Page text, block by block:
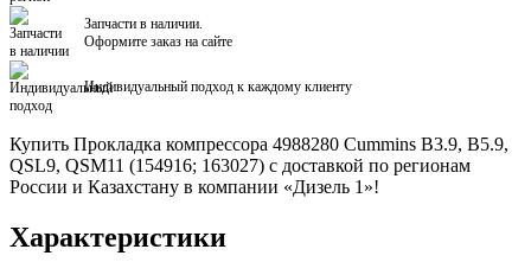
Запчасти в наличии.
Оформите заказ на сайте
Индивидуальный подход к каждому клиенту
Купить Прокладка компрессора 4988280 Cummins B3.9, B5.9,
QSL9, QSM11 (154916; 163027) с доставкой по регионам
России и Казахстану в компании «Дизель 1»!
Характеристики